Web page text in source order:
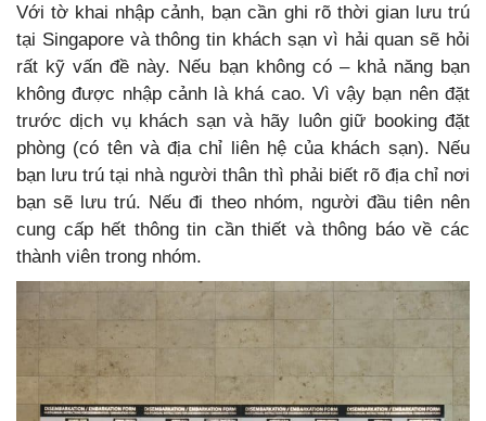
Với tờ khai nhập cảnh, bạn cần ghi rõ thời gian lưu trú
tại Singapore và thông tin khách sạn vì hải quan sẽ hỏi
rất kỹ vấn đề này. Nếu bạn không có – khả năng bạn
không được nhập cảnh là khá cao. Vì vậy bạn nên đặt
trước dịch vụ khách sạn và hãy luôn giữ booking đặt
phòng (có tên và địa chỉ liên hệ của khách sạn). Nếu
bạn lưu trú tại nhà người thân thì phải biết rõ địa chỉ nơi
bạn sẽ lưu trú. Nếu đi theo nhóm, người đầu tiên nên
cung cấp hết thông tin cần thiết và thông báo về các
thành viên trong nhóm.